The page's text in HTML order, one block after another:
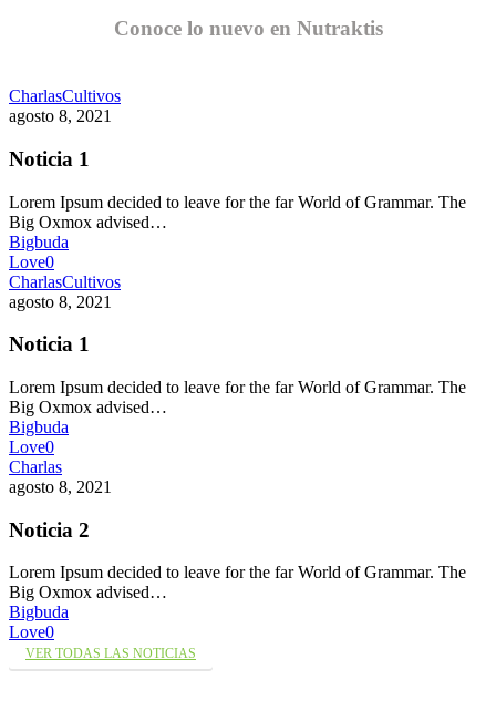
Conoce lo nuevo en Nutraktis
CharlasCultivos
agosto 8, 2021
Noticia 1
Lorem Ipsum decided to leave for the far World of Grammar. The
Big Oxmox advised…
Bigbuda
Love0
CharlasCultivos
agosto 8, 2021
Noticia 1
Lorem Ipsum decided to leave for the far World of Grammar. The
Big Oxmox advised…
Bigbuda
Love0
Charlas
agosto 8, 2021
Noticia 2
Lorem Ipsum decided to leave for the far World of Grammar. The
Big Oxmox advised…
Bigbuda
Love0
VER TODAS LAS NOTICIAS